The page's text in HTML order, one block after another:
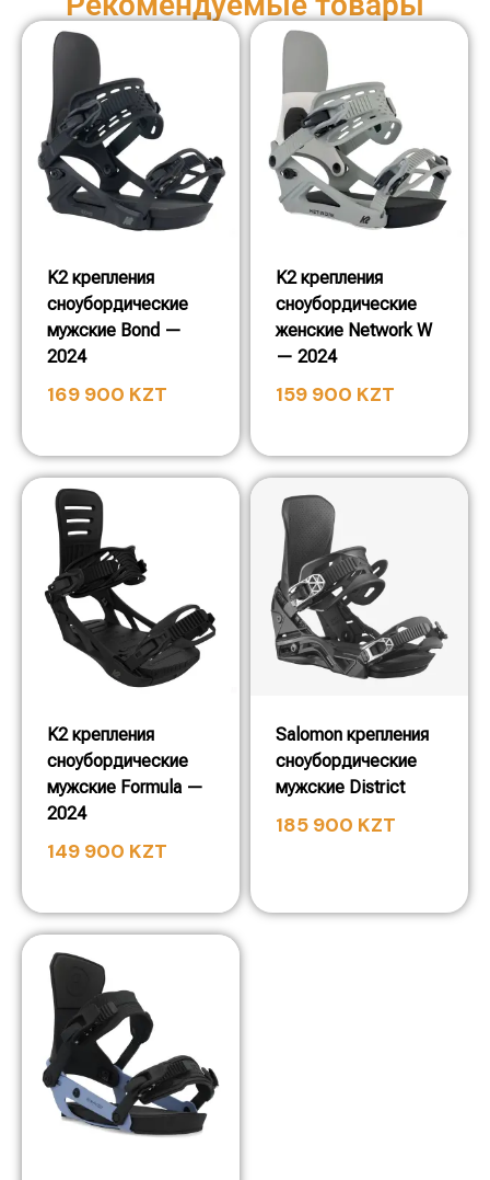
K2 крепления
сноубордические
мужские Bond —
2024
169 900 KZT
K2 крепления
сноубордические
женские Network W
— 2024
159 900 KZT
K2 крепления
сноубордические
мужские Formula —
2024
149 900 KZT
Salomon крепления
сноубордические
мужские District
185 900 KZT